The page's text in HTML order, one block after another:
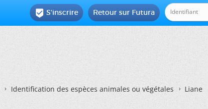
Retour sur Futura
 S'inscrire
Identification des espèces animales ou végétales Liane